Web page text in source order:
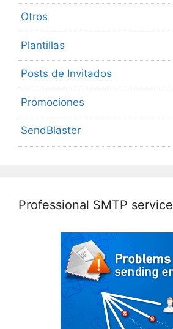
Otros
Plantillas
Posts de Invitados
Promociones
SendBlaster
Professional SMTP service